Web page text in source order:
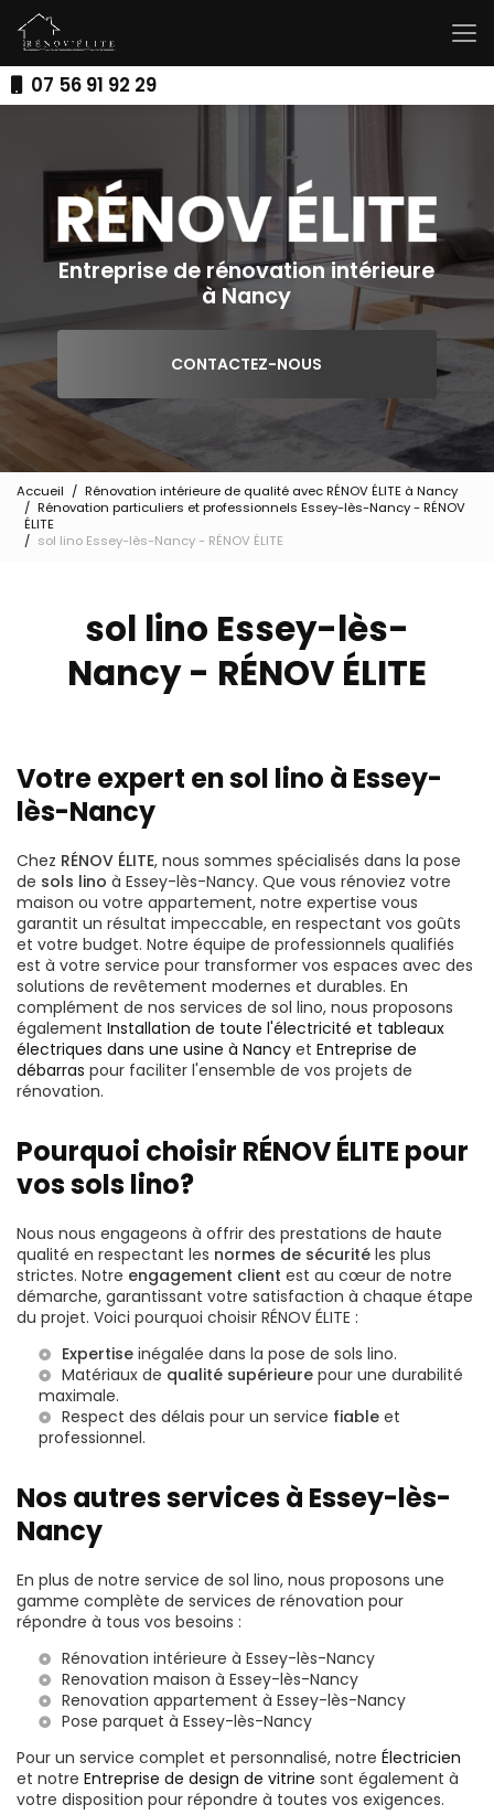
au
contenu
principal07 56 91 92 29
Entreprise de rénovation intérieure
à Nancy
CONTACTEZ-NOUS
Accueil
Rénovation intérieure de qualité avec RÉNOV ÉLITE à Nancy
Rénovation particuliers et professionnels Essey-lès-Nancy - RÉNOV
ÉLITE
sol lino Essey-lès-Nancy - RÉNOV ÉLITE
sol lino Essey-lès-
Nancy - RÉNOV ÉLITE
Votre expert en sol lino à Essey-
lès-Nancy
Chez RÉNOV ÉLITE, nous sommes spécialisés dans la pose
de sols lino à Essey-lès-Nancy. Que vous rénoviez votre
maison ou votre appartement, notre expertise vous
garantit un résultat impeccable, en respectant vos goûts
et votre budget. Notre équipe de professionnels qualifiés
est à votre service pour transformer vos espaces avec des
solutions de revêtement modernes et durables. En
complément de nos services de sol lino, nous proposons
également Installation de toute l'électricité et tableaux
électriques dans une usine à Nancy et Entreprise de
débarras pour faciliter l'ensemble de vos projets de
rénovation.
Pourquoi choisir RÉNOV ÉLITE pour
vos sols lino?
Nous nous engageons à offrir des prestations de haute
qualité en respectant les normes de sécurité les plus
strictes. Notre engagement client est au cœur de notre
démarche, garantissant votre satisfaction à chaque étape
du projet. Voici pourquoi choisir RÉNOV ÉLITE :
Expertise inégalée dans la pose de sols lino.
Matériaux de qualité supérieure pour une durabilité
maximale.
Respect des délais pour un service fiable et
professionnel.
Nos autres services à Essey-lès-
Nancy
En plus de notre service de sol lino, nous proposons une
gamme complète de services de rénovation pour
répondre à tous vos besoins :
Rénovation intérieure à Essey-lès-Nancy
Renovation maison à Essey-lès-Nancy
Renovation appartement à Essey-lès-Nancy
Pose parquet à Essey-lès-Nancy
Pour un service complet et personnalisé, notre Électricien
et notre Entreprise de design de vitrine sont également à
votre disposition pour répondre à toutes vos exigences.